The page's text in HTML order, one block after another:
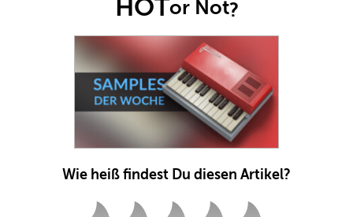
HOTor Not?
Wie heiß findest Du diesen Artikel?